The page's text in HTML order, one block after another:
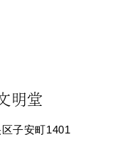
明堂
子安町1401